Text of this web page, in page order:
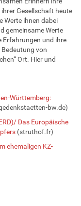
Gesellschaft heute
Werte ihnen dabei
gemeinsame Werte
Erfahrungen und ihre
von
Ort. Hier und
Württemberg:
bw.de)
Das Europäische
(struthof.fr)
ehemaligen KZ-